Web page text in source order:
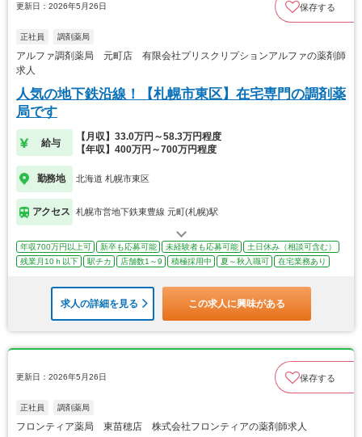
更新日：2026年5月26日 保存する
正社員 調剤薬局
アルファ調剤薬局 元町店 有限会社プリスクリプションアルファの薬剤師
求人
人気の地下鉄沿線！【札幌市東区】在宅専門の調剤薬
局です
給与
【月収】33.0万円～58.3万円程度
【年収】400万円～700万円程度
勤務地 北海道 札幌市東区
アクセス 札幌市営地下鉄東豊線 元町(札幌)駅
年収700万円以上可 新卒も応募可能 未経験者も応募可能
土日休み（相談可含む）
残業月10ｈ以下
駅チカ 店舗数1～9 積極採用中 夏～秋入職可 在宅業務あり
求人の詳細を見る この求人に興味がある
更新日：2026年5月26日 保存する
正社員 調剤薬局
フロンティア薬局 東苗穂店 株式会社フロンティアの薬剤師求人